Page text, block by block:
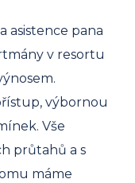
asistence pana
v resortu
výbornou
Vše
průtahů a s
máme